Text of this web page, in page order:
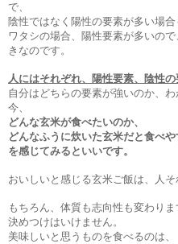
で、
陰性ではなく陽性の要素が多い場合
ワタシの場合、陽性要素が多いの
きなのです。
人にはそれぞれ、陽性要素、陰性の
自分はどちらの要素が強いのか、わ
今、
どんな玄米が食べたいのか、
どんなふうに炊いた玄米だと食べ
を感じてみるといいです。
おいしいと感じる玄米ご飯は、人そ
もちろん、体質も志向性も変わりま
決めつけはいけません。
美味しいと思うものを食べるのは、